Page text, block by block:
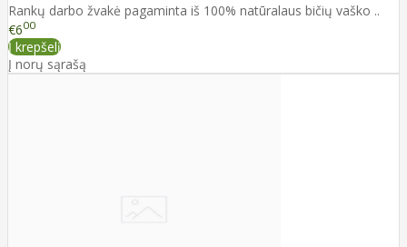
Rankų darbo žvakė pagaminta iš 100% natūralaus bičių vaško ..
€600
Į krepšelį
Į norų sąrašą